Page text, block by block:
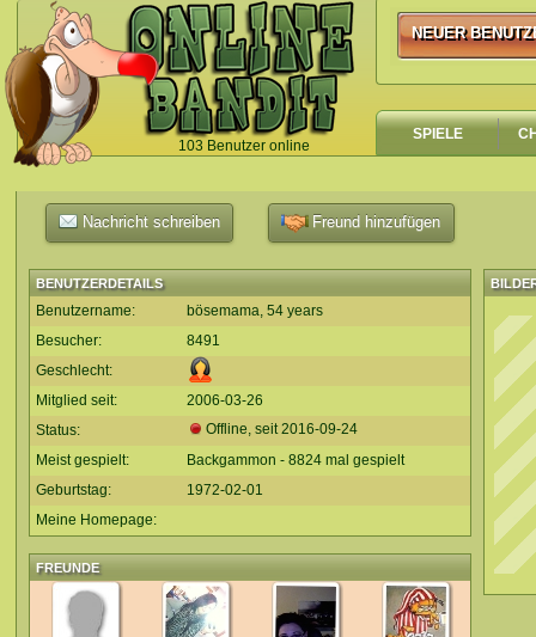
103 Benutzer online
`
NEUER
NEUER
SPIELE
Nachricht schreiben Freund hinzufügen
BENUTZERDETAILS
Benutzername:
bösemama, 54 years
Besucher:
8491
Geschlecht:
Mitglied seit:
2006-03-26
Status:
Offline, seit2016-09-24
Meist gespielt:
Backgammon - 8824 mal gespielt
Geburtstag:
1972-02-01
Meine Homepage:
FREUNDE